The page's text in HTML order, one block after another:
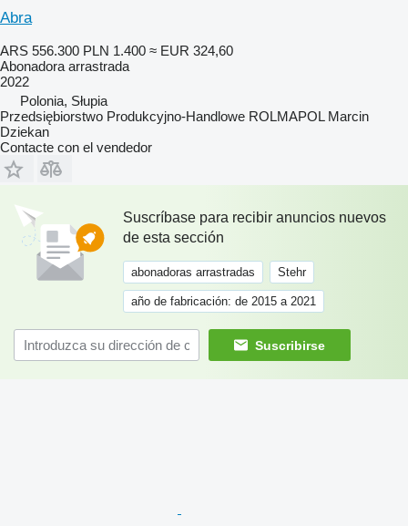
Abra
ARS 556.300 PLN 1.400 ≈ EUR 324,60
Abonadora arrastrada
2022
Polonia, Słupia
Przedsiębiorstwo Produkcyjno-Handlowe ROLMAPOL Marcin
Dziekan
Contacte con el vendedor
Suscríbase para recibir anuncios nuevos
de esta sección
abonadoras arrastradas Stehr
año de fabricación: de 2015 a 2021
Suscribirse